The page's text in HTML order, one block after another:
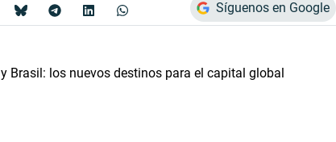
Síguenos en Google
y Brasil: los nuevos destinos para el capital global